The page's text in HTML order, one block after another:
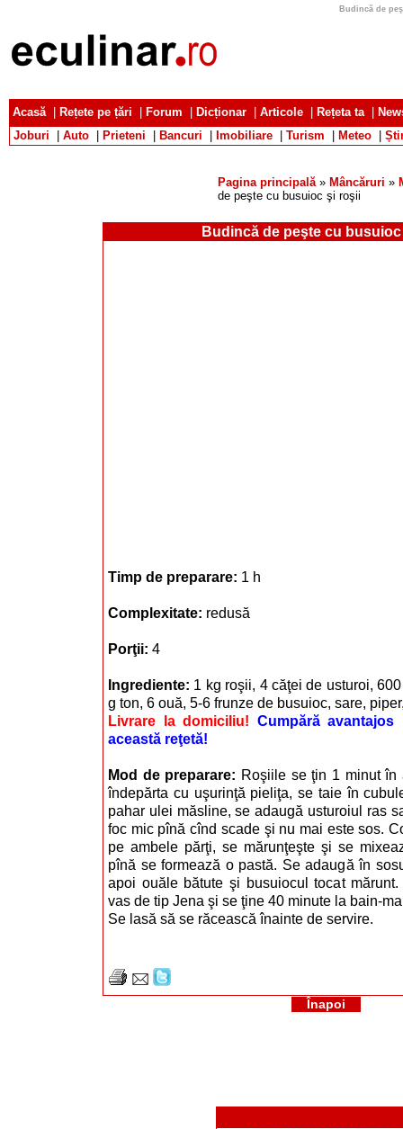
Budincă de
Acasă| Rețete pe țări Forum Dicționar Articole Rețeta ta|
Joburi
Auto Prieteni Bancuri Imobiliare Turism Meteo
Pagina principală» Mâncăruri »
de peşte cu busuioc şi roşii
Budincă de peşte cu
Timp de preparare: 1 h
Complexitate: redusă
Porţii: 4
Ingrediente: 1 kg roşii, 4 căţei de usturoi,
g ton, 6 ouă, 5-6 frunze de busuioc, sare,
Livrare la domiciliu! Cumpără avantajos
această reţetă!
Mod de preparare: Roşiile se ţin 1 minut în
îndepărta cu uşurinţă pieliţa, se taie în
pahar ulei măsline, se adaugă usturoiul ras
foc mic pînă cînd scade şi nu mai este sos.
pe ambele părţi, se mărunţeşte şi se
pînă se formează o pastă. Se adaugă în
apoi ouăle bătute şi busuiocul tocat
vas de tip Jena şi se ţine 40 minute la bain-
Se lasă să se răcească înainte de servire.
Înapoi